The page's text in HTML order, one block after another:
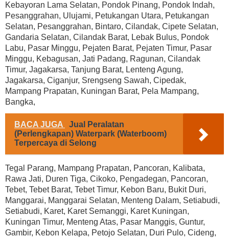
Kebayoran Lama Selatan, Pondok Pinang, Pondok Indah,
Pesanggrahan, Ulujami, Petukangan Utara, Petukangan
Selatan, Pesanggrahan, Bintaro, Cilandak, Cipete Selatan,
Gandaria Selatan, Cilandak Barat, Lebak Bulus, Pondok
Labu, Pasar Minggu, Pejaten Barat, Pejaten Timur, Pasar
Minggu, Kebagusan, Jati Padang, Ragunan, Cilandak
Timur, Jagakarsa, Tanjung Barat, Lenteng Agung,
Jagakarsa, Ciganjur, Srengseng Sawah, Cipedak,
Mampang Prapatan, Kuningan Barat, Pela Mampang,
Bangka,
BACA JUGA
Jual Peralatan
(Perlengkapan) Waterpark (Waterboom)
Terpercaya di Selong
Tegal Parang, Mampang Prapatan, Pancoran, Kalibata,
Rawa Jati, Duren Tiga, Cikoko, Pengadegan, Pancoran,
Tebet, Tebet Barat, Tebet Timur, Kebon Baru, Bukit Duri,
Manggarai, Manggarai Selatan, Menteng Dalam, Setiabudi,
Setiabudi, Karet, Karet Semanggi, Karet Kuningan,
Kuningan Timur, Menteng Atas, Pasar Manggis, Guntur,
Gambir, Kebon Kelapa, Petojo Selatan, Duri Pulo, Cideng,